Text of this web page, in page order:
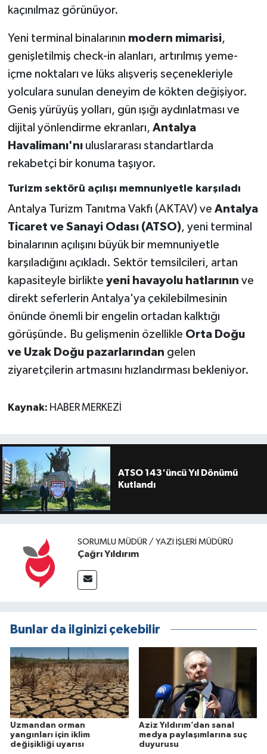
kaçınılmaz görünüyor.
Yeni terminal binalarının modern mimarisi,
genişletilmiş check-in alanları, artırılmış yeme-
içme noktaları ve lüks alışveriş seçenekleriyle
yolculara sunulan deneyim de kökten değişiyor.
Geniş yürüyüş yolları, gün ışığı aydınlatması ve
dijital yönlendirme ekranları, Antalya
Havalimanı'nıuluslararası standartlarda
rekabetçi bir konuma taşıyor.
Turizm sektörü açılışı memnuniyetle karşıladı
Antalya Turizm Tanıtma Vakfı (AKTAV) ve Antalya
Ticaret ve Sanayi Odası (ATSO), yeni terminal
binalarının açılışını büyük bir memnuniyetle
karşıladığını açıkladı. Sektör temsilcileri, artan
kapasiteyle birlikte yeni havayolu hatlarının ve
direkt seferlerin Antalya'ya çekilebilmesinin
önünde önemli bir engelin ortadan kalktığı
görüşünde. Bu gelişmenin özellikle Orta Doğu
ve Uzak Doğu pazarlarından gelen
ziyaretçilerin artmasını hızlandırması bekleniyor.
Kaynak: HABER MERKEZİ
ATSO 143'üncü Yıl Dönümü
Kutlandı
SORUMLU MÜDÜR / YAZI İŞLERI MÜDÜRÜ
Çağrı Yıldırım
Bunlar da ilginizi çekebilir
Uzmandan orman
yangınları için iklim
değişikliği uyarısı
Aziz Yıldırım’dan sanal
medya paylaşımlarına suç
duyurusu